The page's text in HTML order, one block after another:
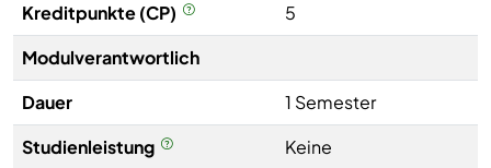
Kreditpunkte (CP)
5
Modulverantwortlich
Dauer
1 Semester
Studienleistung
Keine